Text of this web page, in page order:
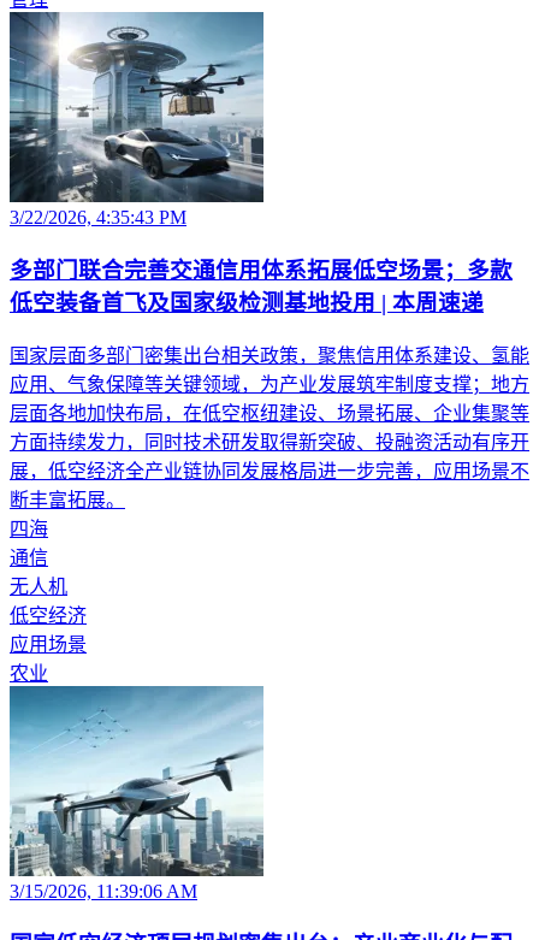
3/22/2026, 4:35:43 PM
多部门联合完善交通信用体系拓展低空场景；多款
低空装备首飞及国家级检测基地投用 | 本周速递
国家层面多部门密集出台相关政策，聚焦信用体系建设、氢能
应用、气象保障等关键领域，为产业发展筑牢制度支撑；地方
层面各地加快布局，在低空枢纽建设、场景拓展、企业集聚等
方面持续发力，同时技术研发取得新突破、投融资活动有序开
展，低空经济全产业链协同发展格局进一步完善，应用场景不
断丰富拓展。
四海
通信
无人机
低空经济
应用场景
农业
3/15/2026, 11:39:06 AM